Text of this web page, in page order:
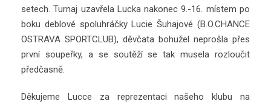
setech. Turnaj uzavřela Lucka nakonec 9.-16. místem po
boku deblové spoluhráčky Lucie Šuhajové (B.O.CHANCE
OSTRAVA SPORTCLUB), děvčata bohužel neprošla přes
první soupeřky, a se soutěží se tak musela rozloučit
předčasně.
Děkujeme Lucce za reprezentaci našeho klubu na